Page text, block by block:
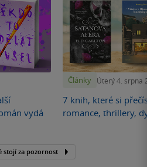
vydá
Články Úterý 4. srpna
7 knih, které si
romance, thrillery,
stojí za pozornost